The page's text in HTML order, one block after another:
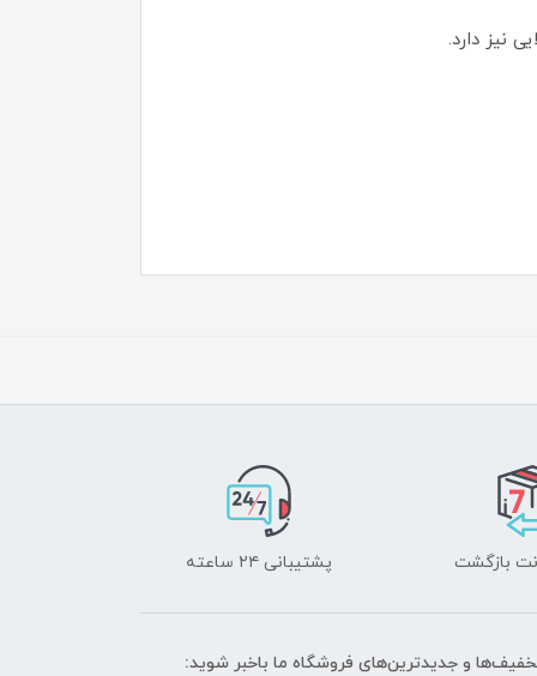
نیز دارد.
پشتیبانی ۲۴ ساعته
و جدیدترین‌های فروشگاه ما باخبر شوید: